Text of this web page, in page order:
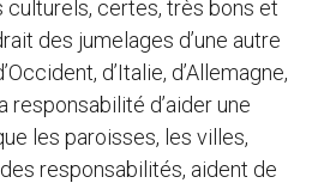
culturels, certes, très bons et
des jumelages d’une autre
d’Italie, d’Allemagne,
responsabilité d’aider une
les paroisses, les villes,
responsabilités, aident de